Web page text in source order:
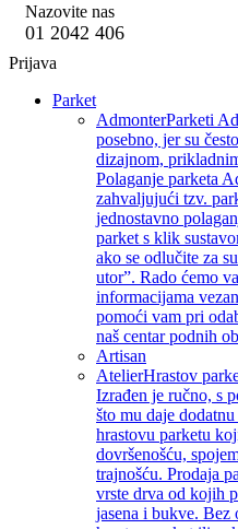
Nazovite nas
01 2042 406
Prijava
Parket
AdmonterParketi
posebno, jer su
dizajnom,
Polaganje parketa
zahvaljujući tzv.
jednostavno
parket s klik
ako se odlučite za
utor”. Rado ćemo
informacijama
pomoći vam pri
naš centar podnih
Artisan
AtelierHrastov
Izrađen je ručno, s
što mu daje
hrastovu parketu
dovršenošću,
trajnošću. Prodaja
vrste drva od kojih
jasena i bukve. Bez